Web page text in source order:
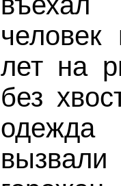
человек
лет на
без